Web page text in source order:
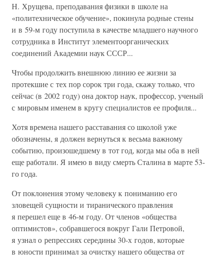
Н. Хрущева, преподавания физики в школе на
«политехническое обучение», покинула родные стены
и в 59-м году поступила в качестве младшего научного
сотрудника в Институт элементоорганических
соединений Академии наук СССР...
Чтобы продолжить внешнюю линию ее жизни за
протекшие с тех пор сорок три года, скажу только, что
сейчас (в 2002 году) она доктор наук, профессор, ученый
с мировым именем в кругу специалистов ее профиля...
Хотя времена нашего расставания со школой уже
обозначены, я должен вернуться к весьма важному
событию, произошедшему в тот год, когда мы оба в ней
еще работали. Я имею в виду смерть Сталина в марте 53-
го года.
От поклонения этому человеку к пониманию его
зловещей сущности и тиранического правления
я перешел еще в 46-м году. От членов «общества
оптимистов», собравшегося вокруг Гали Петровой,
я узнал о репрессиях середины 30-х годов, которые
в юности принимал за очистку нашего общества от